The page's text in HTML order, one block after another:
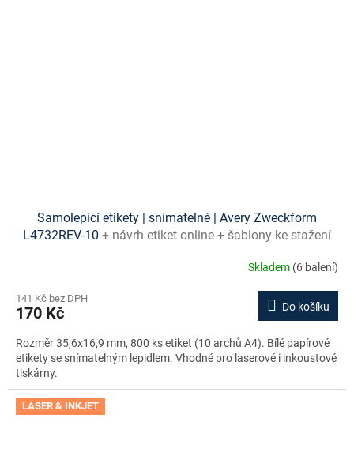
Samolepicí etikety | snímatelné | Avery Zweckform
L4732REV-10 + návrh etiket online + šablony ke stažení
Skladem (6 balení)
141 Kč bez DPH
170 Kč Do košíku
Rozměr 35,6x16,9 mm, 800 ks etiket (10 archů A4). Bílé papírové
etikety se snímatelným lepidlem. Vhodné pro laserové i inkoustové
tiskárny.
LASER & INKJET